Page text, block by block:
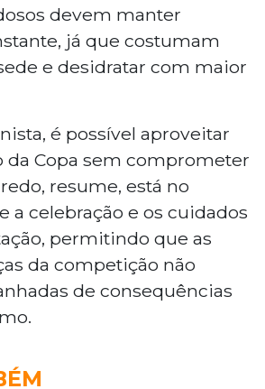
devem manter
já que costumam
e desidratar com maior
é possível aproveitar
da Copa sem comprometer
resume, está no
a celebração e os cuidados
permitindo que as
da competição não
de consequências